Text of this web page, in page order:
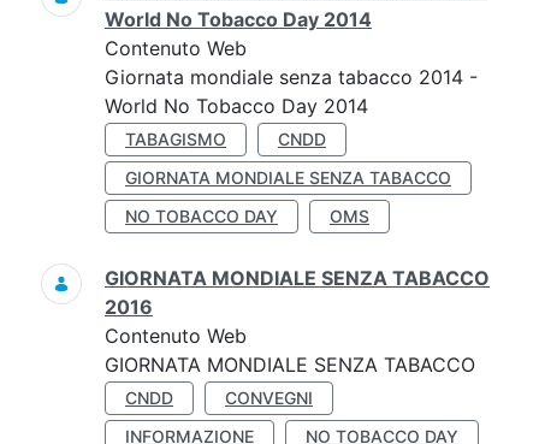
World No Tobacco Day 2014
Contenuto Web
Giornata mondiale senza tabacco 2014 -
World No Tobacco Day 2014
TABAGISMO
CNDD
GIORNATA MONDIALE SENZA TABACCO
NO TOBACCO DAY
OMS
GIORNATA MONDIALE SENZA TABACCO
2016
Contenuto Web
GIORNATA MONDIALE SENZA TABACCO
CNDD
CONVEGNI
INFORMAZIONE
NO TOBACCO DAY